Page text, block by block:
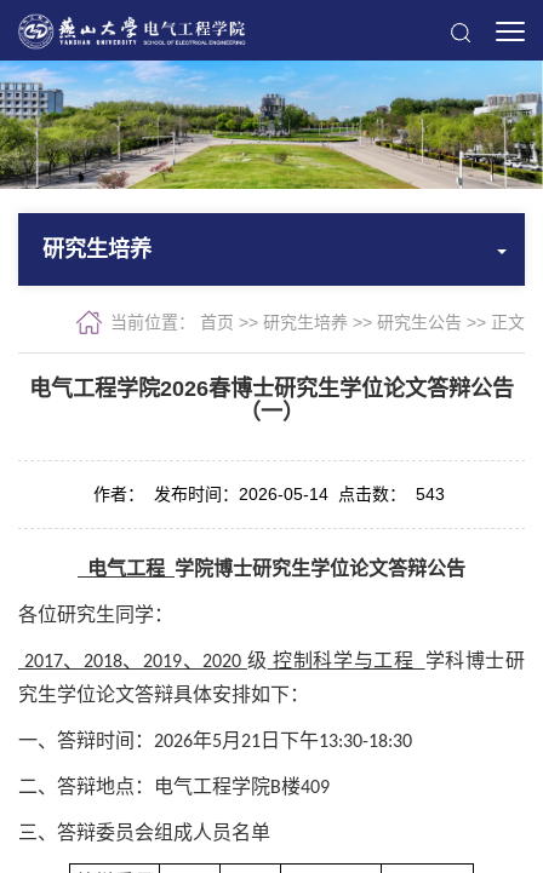
研究生培养
当前位置： 首页 >> 研究生培养 >> 研究生公告 >> 正文
电气工程学院2026春博士研究生学位论文答辩公告
（一）
作者： 发布时间：2026-05-14 点击数： 543
电气工程 学院博士研究生学位论文答辩公告
各位研究生同学：
2017、2018、2019、2020 级 控制科学与工程 学科博士研
究生学位论文答辩具体安排如下：
一、答辩时间：2026年5月21日下午13:30-18:30
二、答辩地点：电气工程学院B楼409
三、答辩委员会组成人员名单